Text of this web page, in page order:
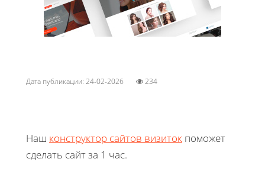
Дата публикации: 24-02-2026 234
Наш конструктор сайтов визиток поможет
сделать сайт за 1 час.